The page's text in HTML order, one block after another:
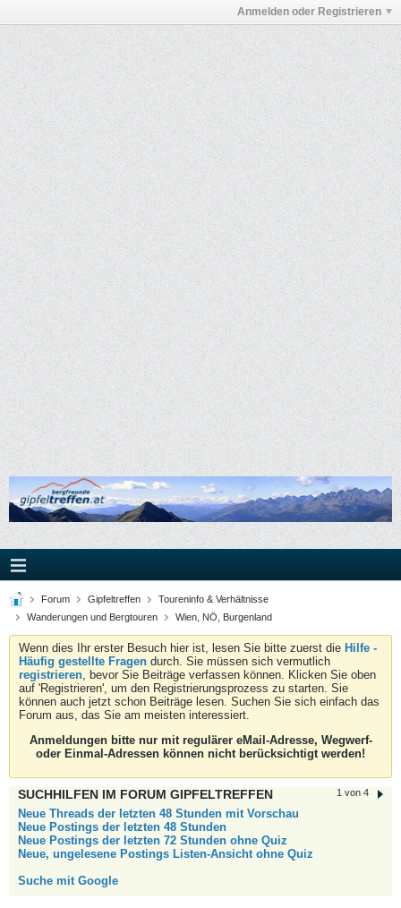
Anmelden oder Registrieren
Forum Gipfeltreffen
Toureninfo & Verhältnisse
Wanderungen und Bergtouren
Wien, NÖ, Burgenland
Wenn dies Ihr erster Besuch hier ist, lesen Sie bitte zuerst die Hilfe -
Häufig gestellte Fragen durch. Sie müssen sich vermutlich
registrieren, bevor Sie Beiträge verfassen können. Klicken Sie oben
auf 'Registrieren', um den Registrierungsprozess zu starten. Sie
können auch jetzt schon Beiträge lesen. Suchen Sie sich einfach das
Forum aus, das Sie am meisten interessiert.
Anmeldungen bitte nur mit regulärer eMail-Adresse, Wegwerf-
oder Einmal-Adressen können nicht berücksichtigt werden!
1 von 4
SUCHHILFEN IM FORUM GIPFELTREFFEN
Neue Threads der letzten 48 Stunden mit Vorschau
Neue Postings der letzten 48 Stunden
Neue Postings der letzten 72 Stunden ohne Quiz
Neue, ungelesene Postings Listen-Ansicht ohne Quiz
Suche mit Google